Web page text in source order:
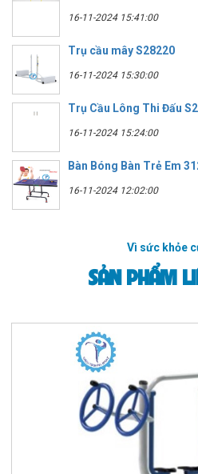
16-11-2024 15:41:00
Trụ cầu mây S28220
16-11-2024 15:30:00
Trụ Cầu Lông Thi Đấu
16-11-2024 15:24:00
Bàn Bóng Bàn Trẻ Em
16-11-2024 12:02:00
Vì sức khỏe
SẢN PHẨM